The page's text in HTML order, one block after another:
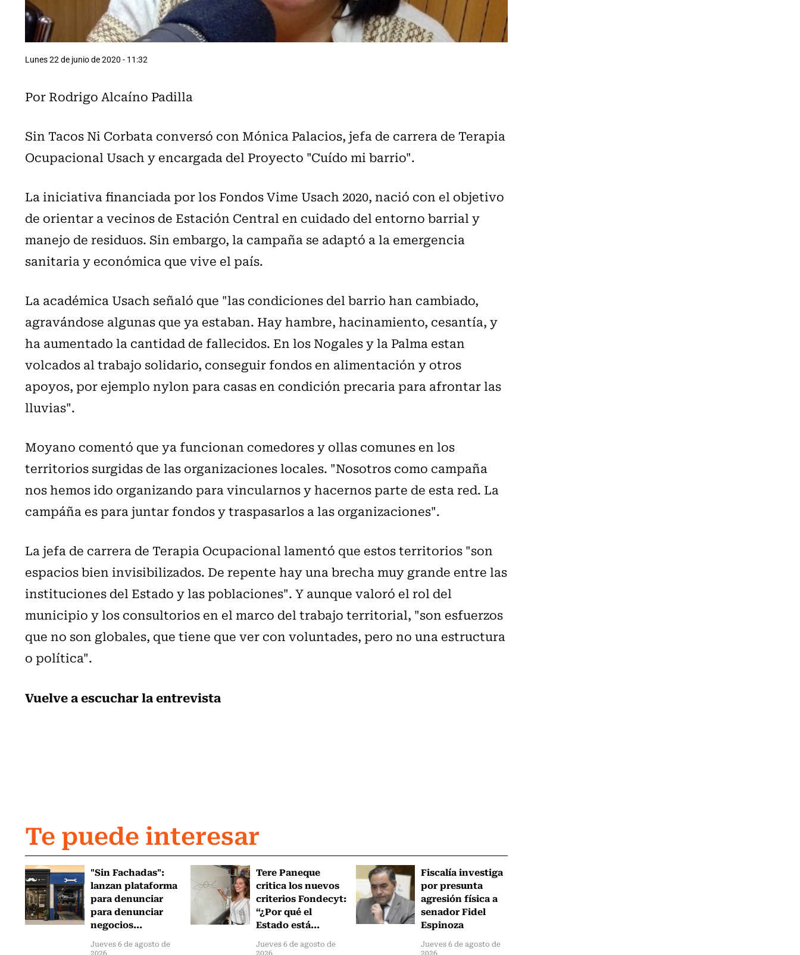
Lunes 22 de junio de 2020 - 11:32
Por Rodrigo Alcaíno Padilla
Sin Tacos Ni Corbata conversó con Mónica Palacios, jefa de carrera de Terapia
Ocupacional Usach y encargada del Proyecto "Cuído mi barrio".
La iniciativa financiada por los Fondos Vime Usach 2020, nació con el objetivo
de orientar a vecinos de Estación Central en cuidado del entorno barrial y
manejo de residuos. Sin embargo, la campaña se adaptó a la emergencia
sanitaria y económica que vive el país.
La académica Usach señaló que "las condiciones del barrio han cambiado,
agravándose algunas que ya estaban. Hay hambre, hacinamiento, cesantía, y
ha aumentado la cantidad de fallecidos. En los Nogales y la Palma estan
volcados al trabajo solidario, conseguir fondos en alimentación y otros
apoyos, por ejemplo nylon para casas en condición precaria para afrontar las
lluvias".
Moyano comentó que ya funcionan comedores y ollas comunes en los
territorios surgidas de las organizaciones locales. "Nosotros como campaña
nos hemos ido organizando para vincularnos y hacernos parte de esta red. La
campáña es para juntar fondos y traspasarlos a las organizaciones".
La jefa de carrera de Terapia Ocupacional lamentó que estos territorios "son
espacios bien invisibilizados. De repente hay una brecha muy grande entre las
instituciones del Estado y las poblaciones". Y aunque valoró el rol del
municipio y los consultorios en el marco del trabajo territorial, "son esfuerzos
que no son globales, que tiene que ver con voluntades, pero no una estructura
o política".
Vuelve a escuchar la entrevista
Te puede interesar
"Sin Fachadas":
lanzan plataforma
para denunciar
para denunciar
negocios...
Jueves 6 de agosto de
2026
Tere Paneque
critica los nuevos
criterios Fondecyt:
“¿Por qué el
Estado está...
Jueves 6 de agosto de
2026
Fiscalía investiga
por presunta
agresión física a
senador Fidel
Espinoza
Jueves 6 de agosto de
2026